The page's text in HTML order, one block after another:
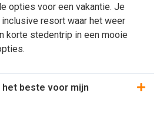
opties voor een vakantie. Je
resort waar het weer
korte stedentrip in een mooie
beste voor mijn